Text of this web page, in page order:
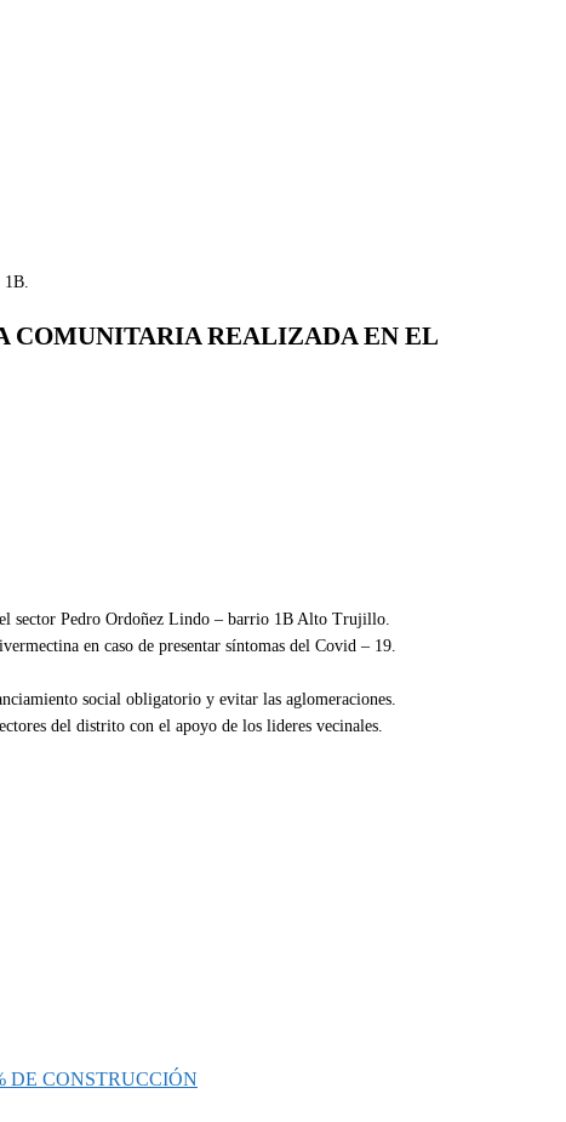
COMUNITARIA REALIZADA EN EL
sector Pedro Ordoñez Lindo – barrio 1B Alto Trujillo.
en caso de presentar síntomas del Covid – 19.
social obligatorio y evitar las aglomeraciones.
del distrito con el apoyo de los lideres vecinales.
DE CONSTRUCCIÓN